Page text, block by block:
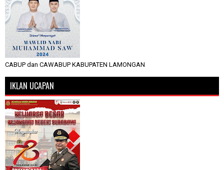
CABUP dan CAWABUP KABUPATEN LAMONGAN
IKLAN UCAPAN